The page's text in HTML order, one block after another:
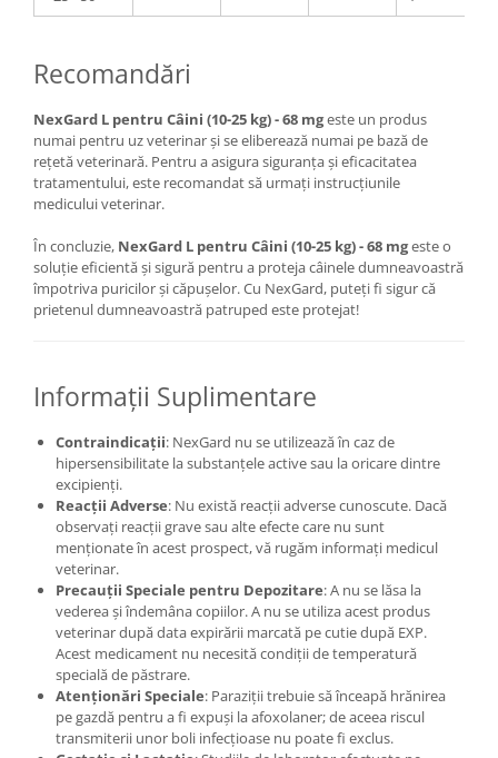
Recomandări
NexGard L pentru Câini (10-25 kg) - 68 mgeste un produs
numai pentru uz veterinar și se eliberează numai pe bază de
rețetă veterinară. Pentru a asigura siguranța și eficacitatea
tratamentului, este recomandat să urmați instrucțiunile
medicului veterinar.
În concluzie, NexGard L pentru Câini (10-25 kg) - 68 mgeste o
soluție eficientă și sigură pentru a proteja câinele dumneavoastră
împotriva puricilor și căpușelor. Cu NexGard, puteți fi sigur că
prietenul dumneavoastră patruped este protejat!
Informații Suplimentare
Contraindicații: NexGard nu se utilizează în caz de
hipersensibilitate la substanțele active sau la oricare dintre
excipienți.
Reacții Adverse: Nu există reacții adverse cunoscute. Dacă
observați reacții grave sau alte efecte care nu sunt
menționate în acest prospect, vă rugăm informați medicul
veterinar.
Precauții Speciale pentru Depozitare: A nu se lăsa la
vederea și îndemâna copiilor. A nu se utiliza acest produs
veterinar după data expirării marcată pe cutie după EXP.
Acest medicament nu necesită condiții de temperatură
specială de păstrare.
Atenționări Speciale: Paraziții trebuie să înceapă hrănirea
pe gazdă pentru a fi expuși la afoxolaner; de aceea riscul
transmiterii unor boli infecțioase nu poate fi exclus.